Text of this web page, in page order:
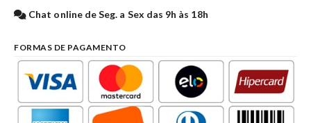
Chat online de Seg. a Sex das 9h às 18h
FORMAS DE PAGAMENTO